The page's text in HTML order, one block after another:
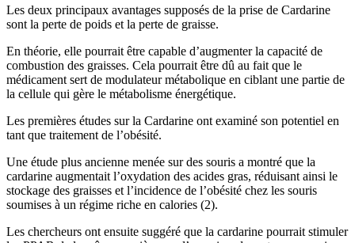
Les deux principaux avantages supposés de la prise de Cardarine
sont la perte de poids et la perte de graisse.
En théorie, elle pourrait être capable d’augmenter la capacité de
combustion des graisses. Cela pourrait être dû au fait que le
médicament sert de modulateur métabolique en ciblant une partie de
la cellule qui gère le métabolisme énergétique.
Les premières études sur la Cardarine ont examiné son potentiel en
tant que traitement de l’obésité.
Une étude plus ancienne menée sur des souris a montré que la
cardarine augmentait l’oxydation des acides gras, réduisant ainsi le
stockage des graisses et l’incidence de l’obésité chez les souris
soumises à un régime riche en calories (2).
Les chercheurs ont ensuite suggéré que la cardarine pourrait stimuler